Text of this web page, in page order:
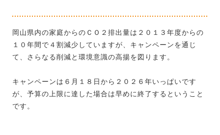
岡山県内の家庭からのＣＯ２排出量は２０１３年度からの
１０年間で４割減少していますが、キャンペーンを通じ
て、さらなる削減と環境意識の高揚を図ります。
キャンペーンは６月１８日から２０２６年いっぱいです
が、予算の上限に達した場合は早めに終了するということ
です。